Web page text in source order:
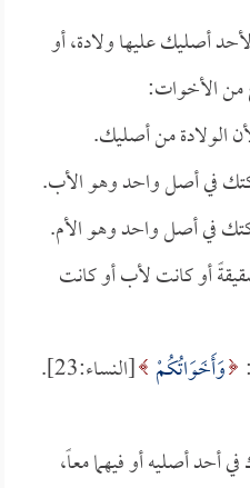
أصليك عليها ولادة، أو
من الأخوات:
الولادة من أصليك.
في أصل واحد وهو الأب.
في أصل واحد وهو الأم.
أو كانت لأب أو كانت
وَأَخَوَاتُكُمْ [النساء:23].
أحد أصليه أو فيهما معاً،